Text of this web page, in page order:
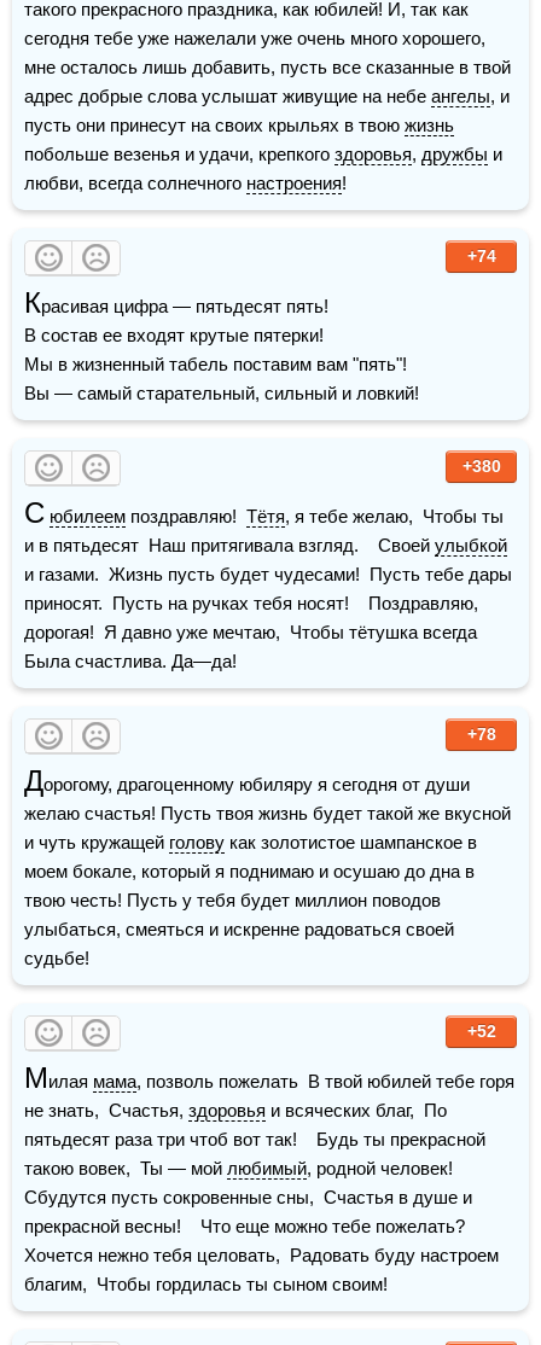
такого прекрасного праздника, как юбилей! И, так как
сегодня тебе уже нажелали уже очень много хорошего,
мне осталось лишь добавить, пусть все сказанные в твой
адрес добрые слова услышат живущие на небе ангелы, и
пусть они принесут на своих крыльях в твою жизнь
побольше везенья и удачи, крепкого здоровья, дружбы и
любви, всегда солнечного настроения!
+74
Красивая цифра — пятьдесят пять!
В состав ее входят крутые пятерки!
Мы в жизненный табель поставим вам "пять"!
Вы — самый старательный, сильный и ловкий!
+380
С юбилеем поздравляю! Тётя, я тебе желаю,  Чтобы ты
и в пятьдесят  Наш притягивала взгляд.    Своей улыбкой
и газами.  Жизнь пусть будет чудесами!  Пусть тебе дары
приносят.  Пусть на ручках тебя носят!    Поздравляю,
дорогая!  Я давно уже мечтаю,  Чтобы тётушка всегда
Была счастлива. Да—да!
+78
Дорогому, драгоценному юбиляру я сегодня от души
желаю счастья! Пусть твоя жизнь будет такой же вкусной
и чуть кружащей голову как золотистое шампанское в
моем бокале, который я поднимаю и осушаю до дна в
твою честь! Пусть у тебя будет миллион поводов
улыбаться, смеяться и искренне радоваться своей
судьбе!
+52
Милая мама, позволь пожелать  В твой юбилей тебе горя
не знать,  Счастья, здоровья и всяческих благ,  По
пятьдесят раза три чтоб вот так!    Будь ты прекрасной
такою вовек,  Ты — мой любимый, родной человек!
Сбудутся пусть сокровенные сны,  Счастья в душе и
прекрасной весны!    Что еще можно тебе пожелать?
Хочется нежно тебя целовать,  Радовать буду настроем
благим,  Чтобы гордилась ты сыном своим!